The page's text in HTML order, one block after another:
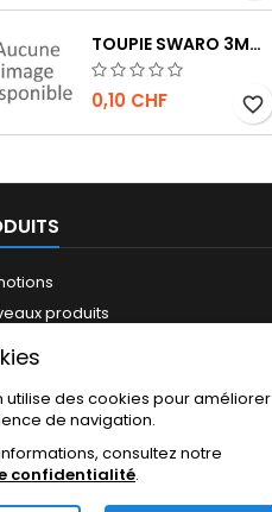
TOUPIE SWARO 3MM JET HÉMATITE 2X
0,10 CHF favorite_border
produits
utilise des cookies pour améliorer
de navigation.
consultez notre
confidentialité.